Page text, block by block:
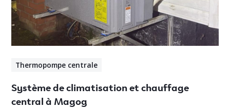
Thermopompe centrale
Système de climatisation et chauffage
central à Magog